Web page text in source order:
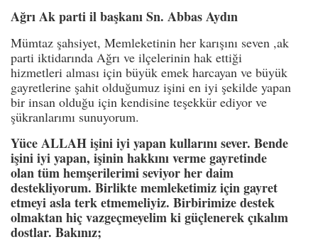
Ağrı Ak parti il başkanı Sn. Abbas Aydın
Mümtaz şahsiyet, Memleketinin her karışını seven ,ak
parti iktidarında Ağrı ve ilçelerinin hak ettiği
hizmetleri alması için büyük emek harcayan ve büyük
gayretlerine şahit olduğumuz işini en iyi şekilde yapan
bir insan olduğu için kendisine teşekkür ediyor ve
şükranlarımı sunuyorum.
Yüce ALLAH işini iyi yapan kullarını sever. Bende
işini iyi yapan, işinin hakkını verme gayretinde
olan tüm hemşerilerimi seviyor her daim
destekliyorum. Birlikte memleketimiz için gayret
etmeyi asla terk etmemeliyiz. Birbirimize destek
olmaktan hiç vazgeçmeyelim ki güçlenerek çıkalım
dostlar. Bakınız;